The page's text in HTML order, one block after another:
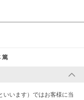
篤
いいます）ではお客様に当